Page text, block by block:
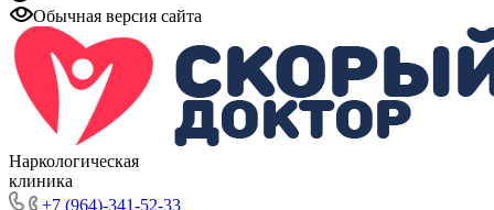
Обычная версия сайта
Наркологическая
клиника
+7 (964)-341-52-33